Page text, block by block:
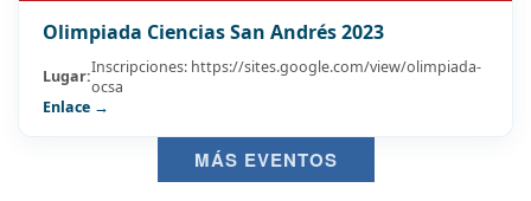
Olimpiada Ciencias San Andrés 2023
Lugar:Inscripciones: https://sites.google.com/view/olimpiada-
ocsa
Enlace →
MÁS EVENTOS